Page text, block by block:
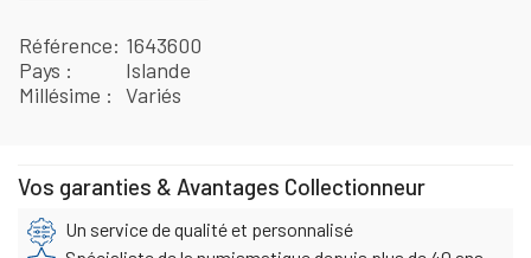
Référence 1643600
Pays
Islande
Millésime
Variés
Vos garanties & Avantages Collectionneur
Un service de qualité et personnalisé